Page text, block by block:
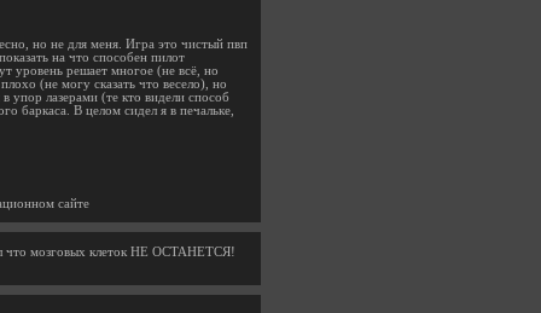
но не для меня. Игра это чистый пвп
на что способен пилот
уровень решает многое (не всё, но
(не могу сказать что весело), но
упор лазерами (те кто видели способ
баркаса. В целом сидел я в печальке,
сайте
что мозговых клеток НЕ ОСТАНЕТСЯ!